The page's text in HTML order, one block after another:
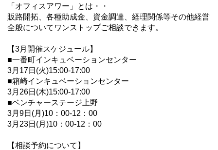
「オフィスアワー」とは・・
販路開拓、各種助成金、資金調達、経理関係等その他経営
全般についてワンストップご相談できます。
【3月開催スケジュール】
■一番町インキュベーションセンター
3月17日(火)15:00-17:00
■箱崎インキュベーションセンター
3月26日(木)15:00-17:00
■ベンチャーステージ上野
3月9日(月)10：00-12：00
3月23日(月)10：00-12：00
【相談予約について】